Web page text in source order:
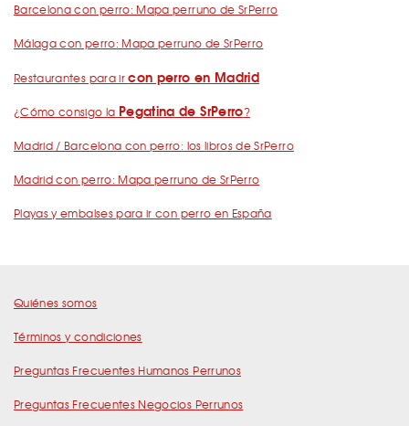
Barcelona con perro: Mapa perruno de SrPerro
Málaga con perro: Mapa perruno de SrPerro
Restaurantes para ircon perro en Madrid
¿Cómo consigo la Pegatina de SrPerro?
Madrid / Barcelona con perro: los libros de SrPerro
Madrid con perro: Mapa perruno de SrPerro
Playas y embalses para ir con perro en España
Quiénes somos
Términos y condiciones
Preguntas Frecuentes Humanos Perrunos
Preguntas Frecuentes Negocios Perrunos